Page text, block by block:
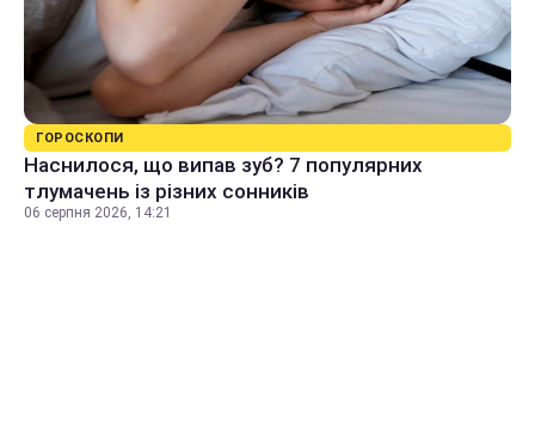
ГОРОСКОПИ
Наснилося, що випав зуб? 7 популярних
тлумачень із різних сонників
06 серпня 2026, 14:21